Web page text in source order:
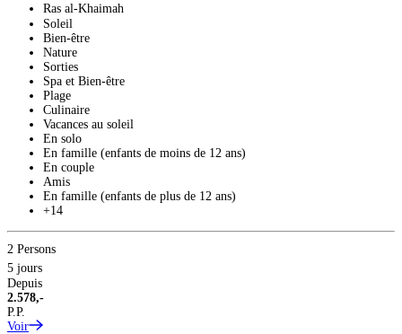
Ras al-Khaimah
Soleil
Bien-être
Nature
Sorties
Spa et Bien-être
Plage
Culinaire
Vacances au soleil
En solo
En famille (enfants de moins de 12 ans)
En couple
Amis
En famille (enfants de plus de 12 ans)
+14
2 Persons
5 jours
Depuis
2.578,-
P.P.
Voir